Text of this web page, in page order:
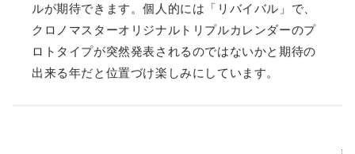
ルが期待できます。個人的には「リバイバル」で、
クロノマスターオリジナルトリプルカレンダーのプ
ロトタイプが突然発表されるのではないかと期待の
出来る年だと位置づけ楽しみにしています。